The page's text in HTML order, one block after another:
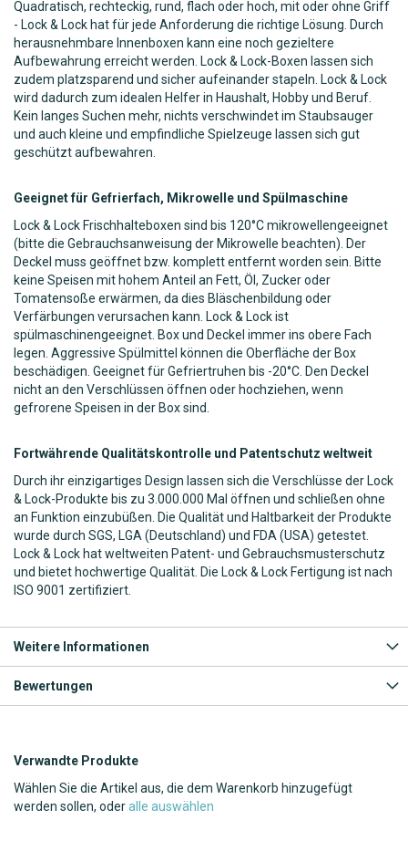
Quadratisch, rechteckig, rund, flach oder hoch, mit oder ohne Griff
- Lock & Lock hat für jede Anforderung die richtige Lösung. Durch
herausnehmbare Innenboxen kann eine noch gezieltere
Aufbewahrung erreicht werden. Lock & Lock-Boxen lassen sich
zudem platzsparend und sicher aufeinander stapeln. Lock & Lock
wird dadurch zum idealen Helfer in Haushalt, Hobby und Beruf.
Kein langes Suchen mehr, nichts verschwindet im Staubsauger
und auch kleine und empfindliche Spielzeuge lassen sich gut
geschützt aufbewahren.
Geeignet für Gefrierfach, Mikrowelle und Spülmaschine
Lock & Lock Frischhalteboxen sind bis 120°C mikrowellengeeignet
(bitte die Gebrauchsanweisung der Mikrowelle beachten). Der
Deckel muss geöffnet bzw. komplett entfernt worden sein. Bitte
keine Speisen mit hohem Anteil an Fett, Öl, Zucker oder
Tomatensoße erwärmen, da dies Bläschenbildung oder
Verfärbungen verursachen kann. Lock & Lock ist
spülmaschinengeeignet. Box und Deckel immer ins obere Fach
legen. Aggressive Spülmittel können die Oberfläche der Box
beschädigen. Geeignet für Gefriertruhen bis -20°C. Den Deckel
nicht an den Verschlüssen öffnen oder hochziehen, wenn
gefrorene Speisen in der Box sind.
Fortwährende Qualitätskontrolle und Patentschutz weltweit
Durch ihr einzigartiges Design lassen sich die Verschlüsse der Lock
& Lock-Produkte bis zu 3.000.000 Mal öffnen und schließen ohne
an Funktion einzubüßen. Die Qualität und Haltbarkeit der Produkte
wurde durch SGS, LGA (Deutschland) und FDA (USA) getestet.
Lock & Lock hat weltweiten Patent- und Gebrauchsmusterschutz
und bietet hochwertige Qualität. Die Lock & Lock Fertigung ist nach
ISO 9001 zertifiziert.
Weitere Informationen
Bewertungen
Verwandte Produkte
Wählen Sie die Artikel aus, die dem Warenkorb hinzugefügt
werden sollen, oderalle auswählen